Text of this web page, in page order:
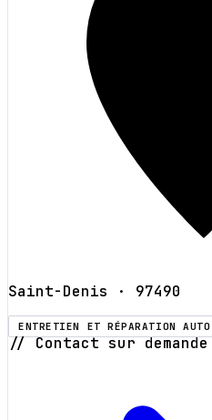
Saint-Denis · 97490
ENTRETIEN ET RÉPARATION AUTO
// Contact sur demande